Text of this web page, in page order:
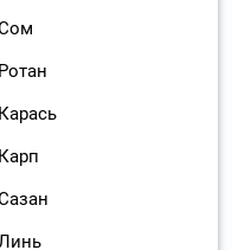
Ротан
Карась
Карп